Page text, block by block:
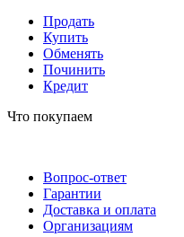
Продать
Купить
Обменять
Починить
Кредит
Что покупаем
Вопрос-ответ
Гарантии
Доставка и оплата
Организациям